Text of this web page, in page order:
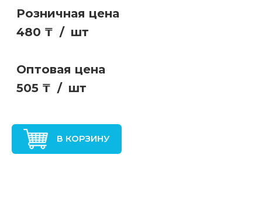
Розничная цена
480 ₸ / шт
Оптовая цена
505 ₸ / шт
В КОРЗИНУ